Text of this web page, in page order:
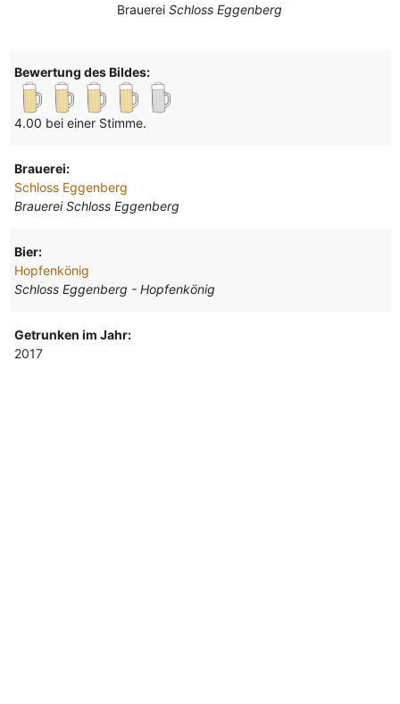
BrauereiSchloss Eggenberg
Bewertung des Bildes:
4.00 bei einer Stimme.
Brauerei:
Schloss Eggenberg
Brauerei Schloss Eggenberg
Bier:
Hopfenkönig
Schloss Eggenberg - Hopfenkönig
Getrunken im Jahr:
2017